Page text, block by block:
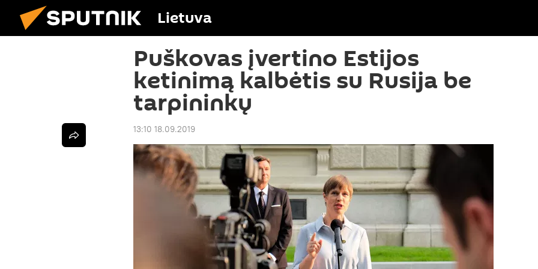
Lietuva
Puškovas įvertino Estijos
ketinimą kalbėtis su Rusija be
tarpininkų
13:10 18.09.2019